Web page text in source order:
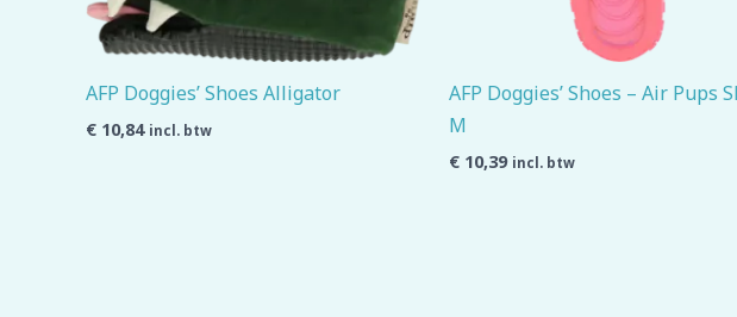
AFP Doggies’ Shoes Alligator
€ 10,84 incl. btw
AFP Doggies’ Shoes – Air Pups
M
€ 10,39 incl. btw